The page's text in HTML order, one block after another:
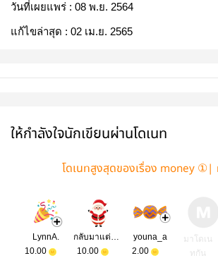
วันที่เผยแพร่ : 08 พ.ย. 2564
แก้ไขล่าสุด : 02 เม.ย. 2565
ให้กำลังใจนักเขียนผ่านโดเนท
โดเนทสูงสุดของเรื่อง money
LynnA.
10.00
กลับมาแต่งได้ยังไรท์
10.00
youna_a
2.00
มาโดเน
ทกัน